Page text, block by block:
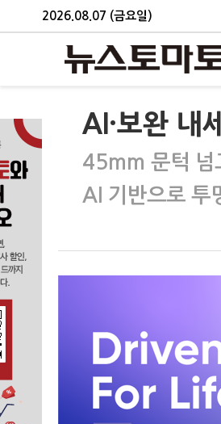
2026.08.07 (금요일)
AI·보완 내
45mm 문턱 넘
AI 기반으로 투